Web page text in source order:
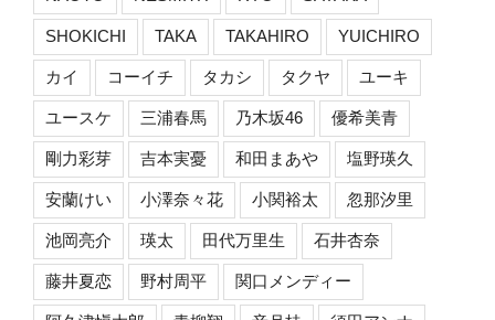
SHOKICHI TAKA TAKAHIRO YUICHIRO
カイ コーイチ タカシ タクヤ ユーキ
ユースケ 三浦春馬 乃木坂46 優希美青
剛力彩芽 吉本実憂 和田まあや 塩野瑛久
安蘭けい 小澤奈々花 小関裕太 忽那汐里
池岡亮介 瑛太 田代万里生 石井杏奈
藤井夏恋 野村周平 関口メンディー